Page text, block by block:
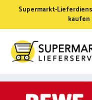
springen
Supermarkt-
kaufen